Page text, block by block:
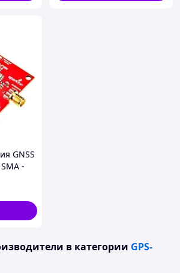
GNSS
-
в категории GPS-